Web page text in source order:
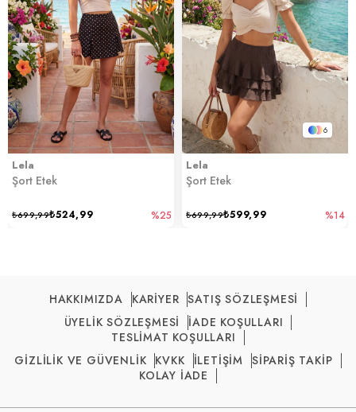
Lela
Şort Etek
₺524,99
₺699,99 %25
6
Lela
Şort Etek
₺599,99
₺699,99 %14
HAKKIMIZDA KARİYER SATIŞ SÖZLEŞMESİ
ÜYELİK SÖZLEŞMESİ
İADE KOŞULLARI
TESLİMAT KOŞULLARI
GİZLİLİK VE GÜVENLİK KVKK İLETİŞİM
SİPARİŞ TAKİP
KOLAY İADE